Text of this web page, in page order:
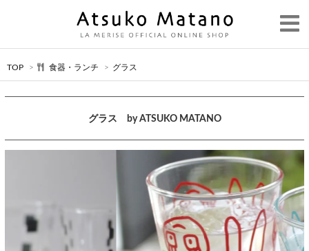
TOP > 食器・ランチ > グラス
グラス by ATSUKO MATANO